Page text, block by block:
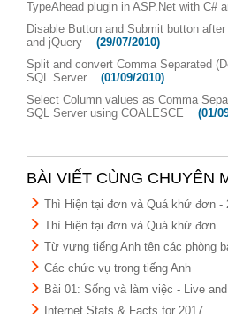
TypeAhead plugin in ASP.Net with C#
Disable Button and Submit button
and jQuery
(29/07/2010)
Split and convert Comma Separated
SQL Server
(01/09/2010)
Select Column values as Comma
SQL Server using COALESCE
(01/
BÀI VIẾT CÙNG CHUYÊN
Thì Hiện tại đơn và Quá khứ đơn -
Thì Hiện tại đơn và Quá khứ đơn
Từ vựng tiếng Anh tên các phòng
Các chức vụ trong tiếng Anh
Bài 01: Sống và làm việc - Live
Internet Stats & Facts for 2017